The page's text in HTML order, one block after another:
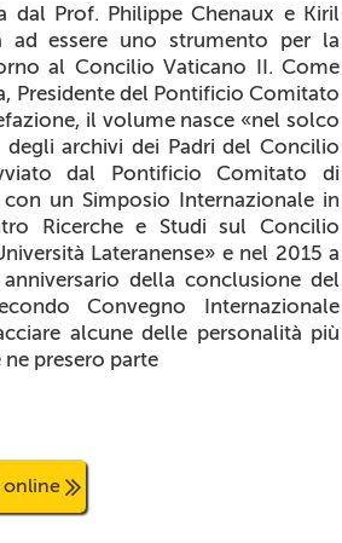
dal Prof. Philippe Chenaux e Kiril
ad essere uno strumento per la
al Concilio Vaticano II. Come
Presidente del Pontificio Comitato
il volume nasce «nel solco
archivi dei Padri del Concilio
dal Pontificio Comitato di
un Simposio Internazionale in
Ricerche e Studi sul Concilio
Lateranense» e nel 2015 a
della conclusione del
Convegno Internazionale
alcune delle personalità più
presero parte
online